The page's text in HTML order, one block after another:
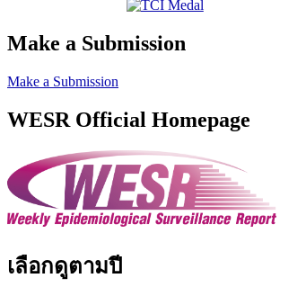
Make a Submission
Make a Submission
WESR Official Homepage
เลือกดูตามปี